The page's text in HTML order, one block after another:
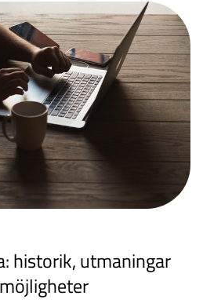
historik, utmaningar